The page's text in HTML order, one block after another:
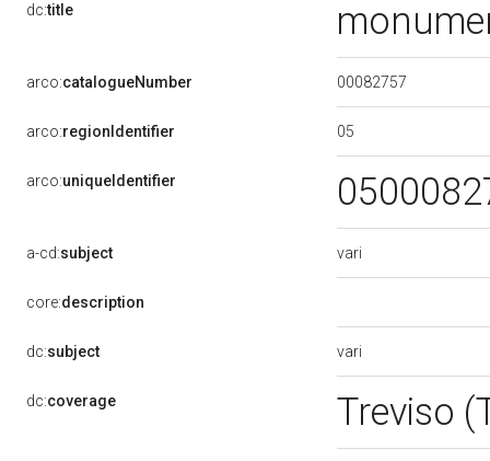
dc:title
arco:catalogueNumber 00082757
arco:regionIdentifier 05
arco:uniqueIdentifier
a-cd:subject vari
core:description
dc:subject vari
dc:coverage Treviso